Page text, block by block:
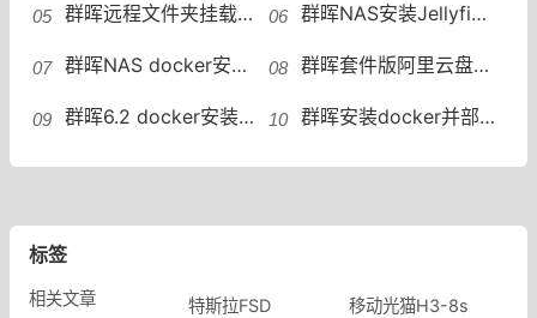
群晖远程文件夹挂载，群辉怎么装载远程 CIFS 共享文件夹 群晖NAS安装Jellyfin，群晖为Jellyfin开启核显硬件解码开启NVIDIA显卡硬件加速​
群晖NAS docker安装heimdall导航及汉化heimdall方法 群晖套件版阿里云盘获取refresh_token安装阿里云盘FUSE
群晖6.2 docker安装zerotier后重启失效群辉docker版zerotier重启失效 群晖安装docker并部署KMS激活服务器 openwrt kms怎么使用
标签
相关文章 特斯拉FSD
移动光猫H3-8s